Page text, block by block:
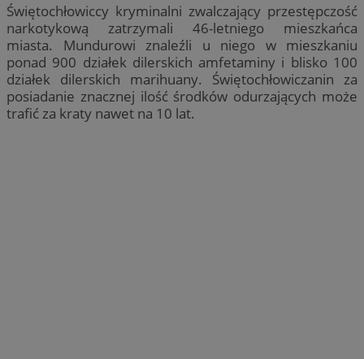
Świętochłowiccy kryminalni zwalczający przestępczość
narkotykową zatrzymali 46-letniego mieszkańca
miasta. Mundurowi znaleźli u niego w mieszkaniu
ponad 900 działek dilerskich amfetaminy i blisko 100
działek dilerskich marihuany. Świętochłowiczanin za
posiadanie znacznej ilość środków odurzających może
trafić za kraty nawet na 10 lat.